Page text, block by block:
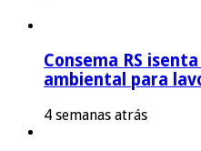
Consema RS
ambiental para
4 semanas atrás